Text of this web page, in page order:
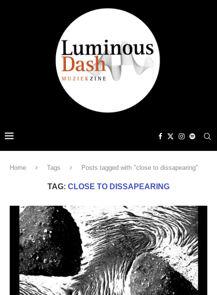
Home Tags Posts tagged with "close to dissapearing"
TAG: CLOSE TO DISSAPEARING